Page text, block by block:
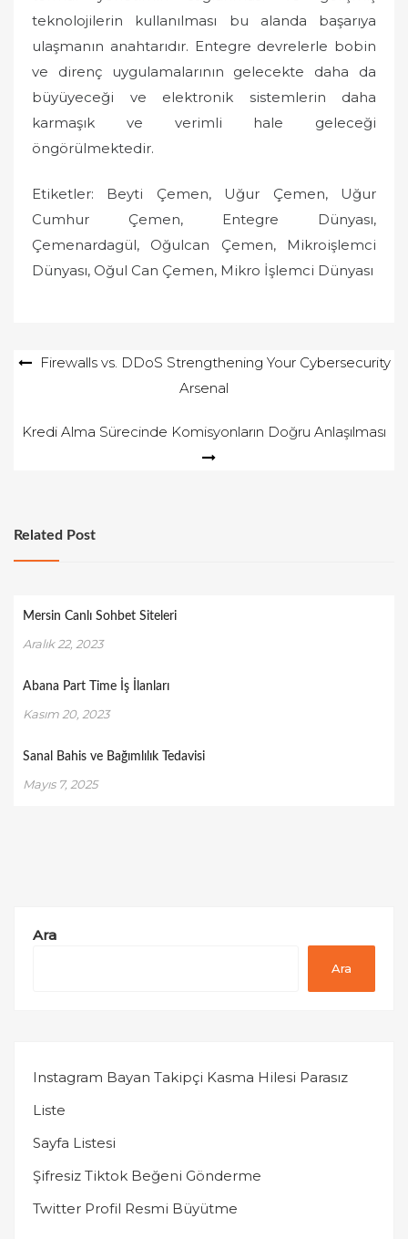
teknolojilerin kullanılması bu alanda başarıya
ulaşmanın anahtarıdır. Entegre devrelerle bobin
ve direnç uygulamalarının gelecekte daha da
büyüyeceği ve elektronik sistemlerin daha
karmaşık ve verimli hale geleceği
öngörülmektedir.
Etiketler: Beyti Çemen, Uğur Çemen, Uğur
Cumhur Çemen, Entegre Dünyası,
Çemenardagül, Oğulcan Çemen, Mikroişlemci
Dünyası, Oğul Can Çemen, Mikro İşlemci Dünyası
YazıFirewalls vs. DDoS Strengthening Your Cybersecurity
Arsenal
Kredi Alma Sürecinde Komisyonların Doğru Anlaşılması
Related Post
Mersin Canlı Sohbet Siteleri
Aralık 22, 2023
Abana Part Time İş İlanları
Kasım 20, 2023
Sanal Bahis ve Bağımlılık Tedavisi
Mayıs 7, 2025
Ara
Ara
Instagram Bayan Takipçi Kasma Hilesi Parasız
Liste
Sayfa Listesi
Şifresiz Tiktok Beğeni Gönderme
Twitter Profil Resmi Büyütme